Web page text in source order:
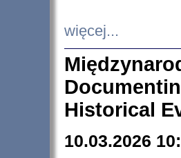
więcej...
Historical
10.03.2026